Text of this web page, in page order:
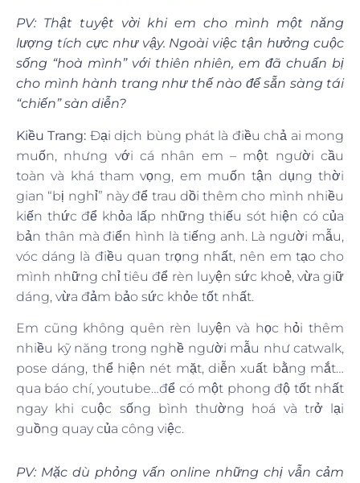
PV: Thật tuyệt vời khi em cho mình một năng
lượng tích cực như vậy. Ngoài việc tận hưởng cuộc
sống “hoà mình” với thiên nhiên, em đã chuẩn bị
cho mình hành trang như thế nào để sẵn sàng tái
“chiến” sàn diễn?
Kiều Trang: Đại dịch bùng phát là điều chả ai mong
muốn, nhưng với cá nhân em – một người cầu
toàn và khá tham vọng, em muốn tận dụng thời
gian “bị nghỉ” này để trau dồi thêm cho mình nhiều
kiến thức để khỏa lấp những thiếu sót hiện có của
bản thân mà điển hình là tiếng anh. Là người mẫu,
vóc dáng là điều quan trọng nhất, nên em tạo cho
mình những chỉ tiêu để rèn luyện sức khoẻ, vừa giữ
dáng, vừa đảm bảo sức khỏe tốt nhất.
Em cũng không quên rèn luyện và học hỏi thêm
nhiều kỹ năng trong nghề người mẫu như catwalk,
pose dáng, thể hiện nét mặt, diễn xuất bằng mắt…
qua báo chí, youtube…để có một phong độ tốt nhất
ngay khi cuộc sống bình thường hoá và trở lại
guồng quay của công việc.
PV: Mặc dù phỏng vấn online những chị vẫn cảm